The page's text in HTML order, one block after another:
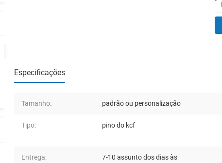
Especificações
Tamanho: padrão ou personalização
Tipo: pino do kcf
Entrega:
7-10 assunto dos dias às